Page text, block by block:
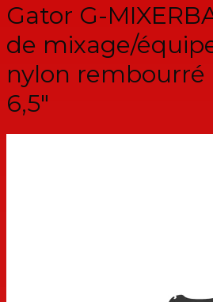
Gator G-
de mixage/
nylon rembourré
6,5"